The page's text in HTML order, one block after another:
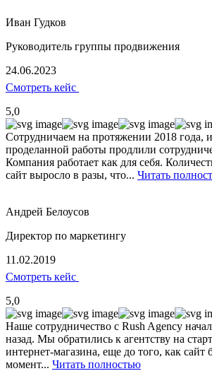
Иван Гудков
Руководитель группы продвижения
24.06.2023
Смотреть кейс
5,0
Сотрудничаем на протяжении 2018 года,
проделанной работы продлили
Компания работает как для себя.
сайт выросло в разы, что... Читать
Андрей Белоусов
Директор по маркетингу
11.02.2019
Смотреть кейс
5,0
Наше сотрудничество с Rush Agency
назад. Мы обратились к агентству на
интернет-магазина, еще до того, как сайт
момент... Читать полностью